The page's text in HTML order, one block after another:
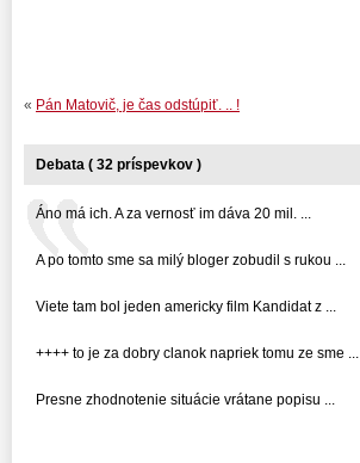
« Pán Matovič, je čas odstúpiť. .. !
Debata ( 32 príspevkov )
Áno má ich. A za vernosť im dáva 20 mil. ...
A po tomto sme sa milý bloger zobudil s rukou ...
Viete tam bol jeden americky film Kandidat z ...
++++ to je za dobry clanok napriek tomu ze sme ...
Presne zhodnotenie situácie vrátane popisu ...